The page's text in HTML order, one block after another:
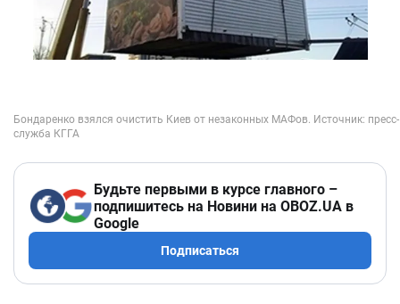
Будьте первыми в курсе главного –
подпишитесь на Новини на OBOZ.UA в
Google
Подписаться